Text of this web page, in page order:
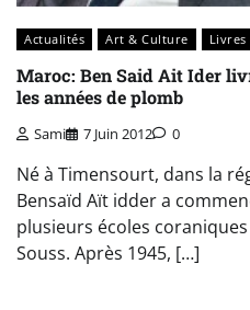
Actualités Art & Culture Livres
Maroc: Ben Said Ait Ider
les années de plomb
Sami 7 Juin 2012 0
Né à Timensourt, dans la
Bensaïd Aït idder a
plusieurs écoles
Souss. Après 1945, […]